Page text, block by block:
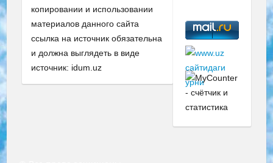
копировании и использовании
материалов данного сайта
ссылка на источник обязательна
и должна выглядеть в виде
источник: idum.uz